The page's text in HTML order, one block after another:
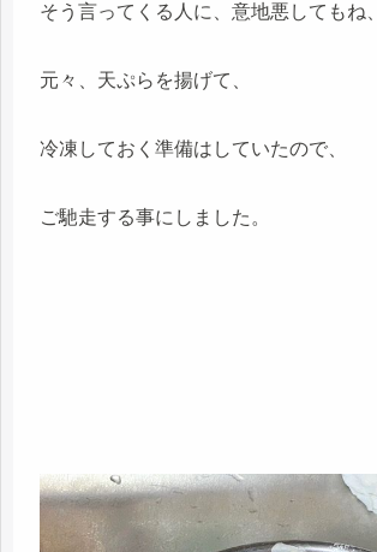
そう言ってくる人に、意地悪してもね、
元々、天ぷらを揚げて、
冷凍しておく準備はしていたので、
ご馳走する事にしました。